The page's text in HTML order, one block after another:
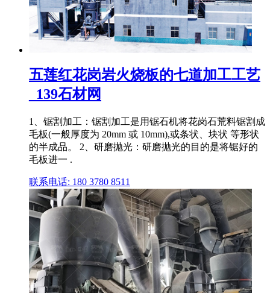
五莲红花岗岩火烧板的七道加工工艺
_139石材网
1、锯割加工：锯割加工是用锯石机将花岗石荒料锯割成
毛板(一般厚度为 20mm 或 10mm),或条状、块状 等形状
的半成品。 2、研磨抛光：研磨抛光的目的是将锯好的
毛板进一 .
联系电话: 180 3780 8511